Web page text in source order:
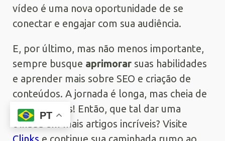
vídeo é uma nova oportunidade de se
conectar e engajar com sua audiência.
E, por último, mas não menos importante,
sempre busque aprimorar suas habilidades
e aprender mais sobre SEO e criação de
conteúdos. A jornada é longa, mas cheia de
recompensas! Então, que tal dar uma
olhada em mais artigos incríveis? Visite
PT